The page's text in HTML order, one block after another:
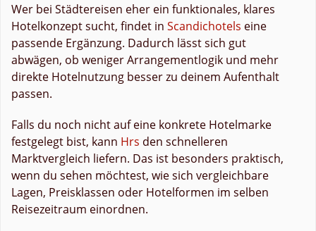
Wer bei Städtereisen eher ein funktionales, klares
Hotelkonzept sucht, findet in Scandichotels eine
passende Ergänzung. Dadurch lässt sich gut
abwägen, ob weniger Arrangementlogik und mehr
direkte Hotelnutzung besser zu deinem Aufenthalt
passen.
Falls du noch nicht auf eine konkrete Hotelmarke
festgelegt bist, kann Hrs den schnelleren
Marktvergleich liefern. Das ist besonders praktisch,
wenn du sehen möchtest, wie sich vergleichbare
Lagen, Preisklassen oder Hotelformen im selben
Reisezeitraum einordnen.